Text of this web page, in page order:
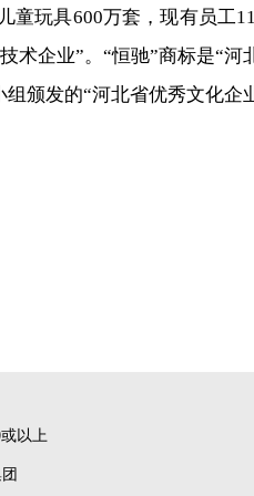
玩具600万套，现有员工
企业”。“恒驰”商标是“河
颁发的“河北省优秀文化企
以上